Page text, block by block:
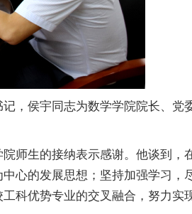
，侯宇同志为数学学院院长、党
师生的接纳表示感谢。他谈到，
心的发展思想；坚持加强学习，
科优势专业的交叉融合，努力实